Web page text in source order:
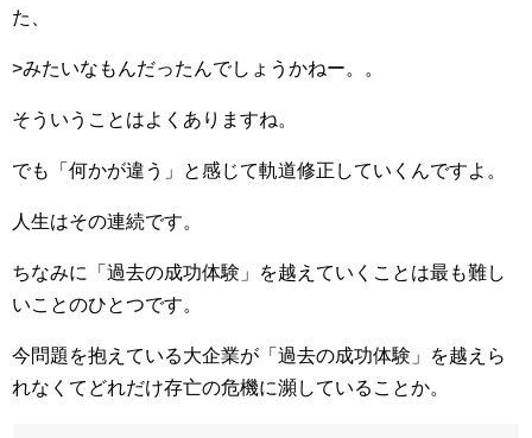
た、
>みたいなもんだったんでしょうかねー。。
そういうことはよくありますね。
でも「何かが違う」と感じて軌道修正していくんですよ。
人生はその連続です。
ちなみに「過去の成功体験」を越えていくことは最も難し
いことのひとつです。
今問題を抱えている大企業が「過去の成功体験」を越えら
れなくてどれだけ存亡の危機に瀕していることか。